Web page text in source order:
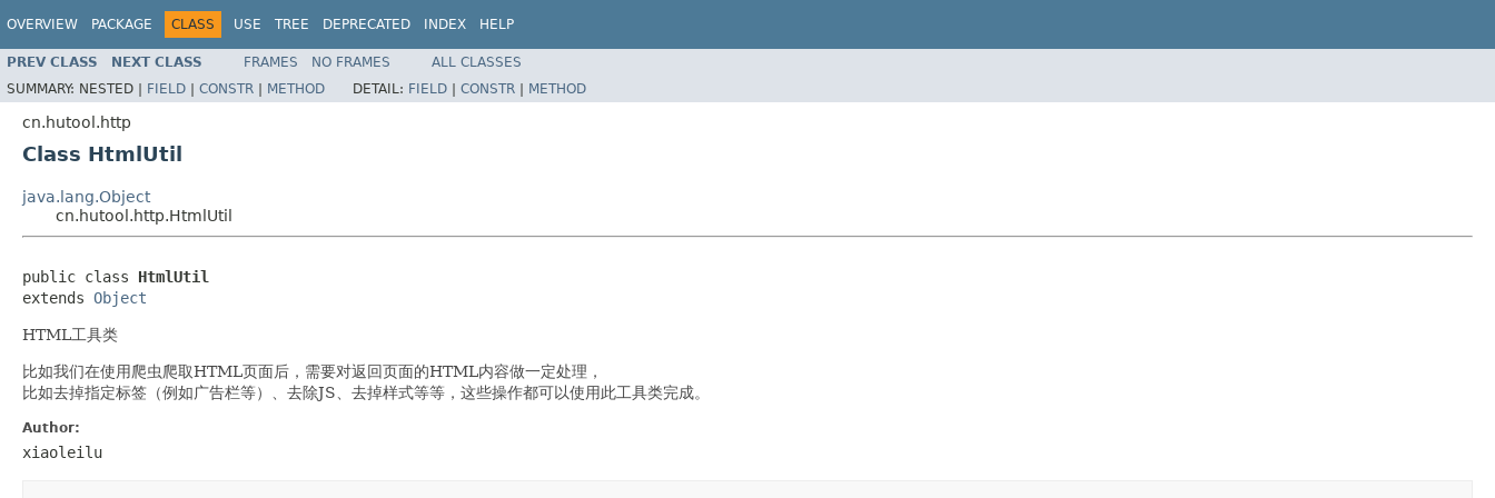
OVERVIEW PACKAGE CLASS USE TREE DEPRECATED INDEX HELP
PREV CLASS NEXT CLASS FRAMES NO FRAMES
ALL CLASSES
SUMMARY: NESTED | FIELD | CONSTR | METHOD DETAIL: FIELD | CONSTR | METHOD
cn.hutool.http
Class HtmlUtil
java.lang.Object
cn.hutool.http.HtmlUtil
public class HtmlUtil
extends Object
HTML工具类
比如我们在使用爬虫爬取HTML页面后，需要对返回页面的HTML内容做一定处理，
比如去掉指定标签（例如广告栏等）、去除JS、去掉样式等等，这些操作都可以使用此工具类完成。
Author:
xiaoleilu